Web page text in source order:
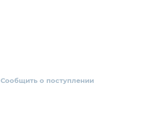
Сообщить о поступлении